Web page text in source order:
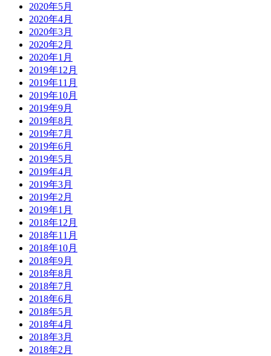
2020年5月
2020年4月
2020年3月
2020年2月
2020年1月
2019年12月
2019年11月
2019年10月
2019年9月
2019年8月
2019年7月
2019年6月
2019年5月
2019年4月
2019年3月
2019年2月
2019年1月
2018年12月
2018年11月
2018年10月
2018年9月
2018年8月
2018年7月
2018年6月
2018年5月
2018年4月
2018年3月
2018年2月